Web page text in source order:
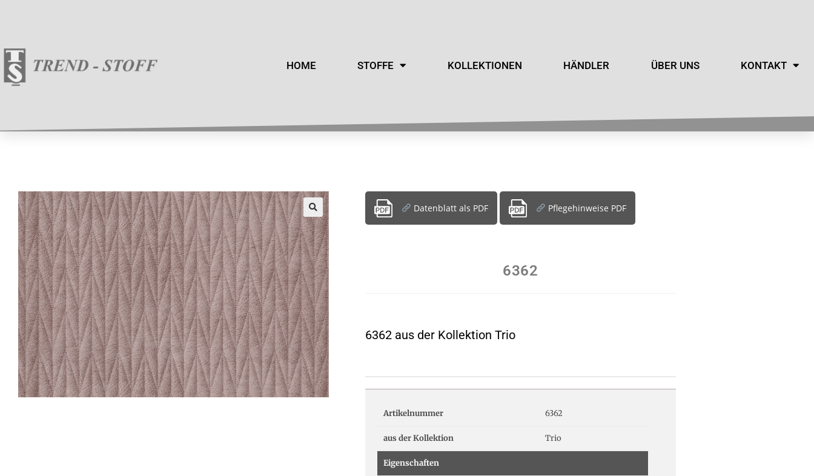
HOME STOFFE KOLLEKTIONEN HÄNDLER ÜBER UNS KONTAKT
Datenblatt als PDF Pflegehinweise PDF
6362
6362 aus der Kollektion Trio
Artikelnummer 6362
aus der Kollektion Trio
Eigenschaften